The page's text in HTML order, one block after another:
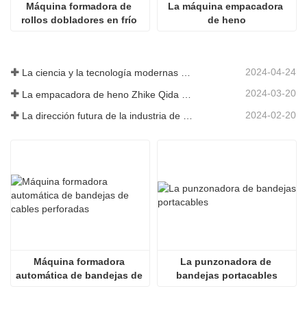
Máquina formadora de
rollos dobladores en frío
La máquina empacadora
de heno
La ciencia y la tecnología modernas de China inyectan nueva vitalidad a la agricultura tradicional 2024-04-24
2024-03-20
2024-02-20
Máquina formadora
automática de bandejas de
La punzonadora de
bandejas portacables